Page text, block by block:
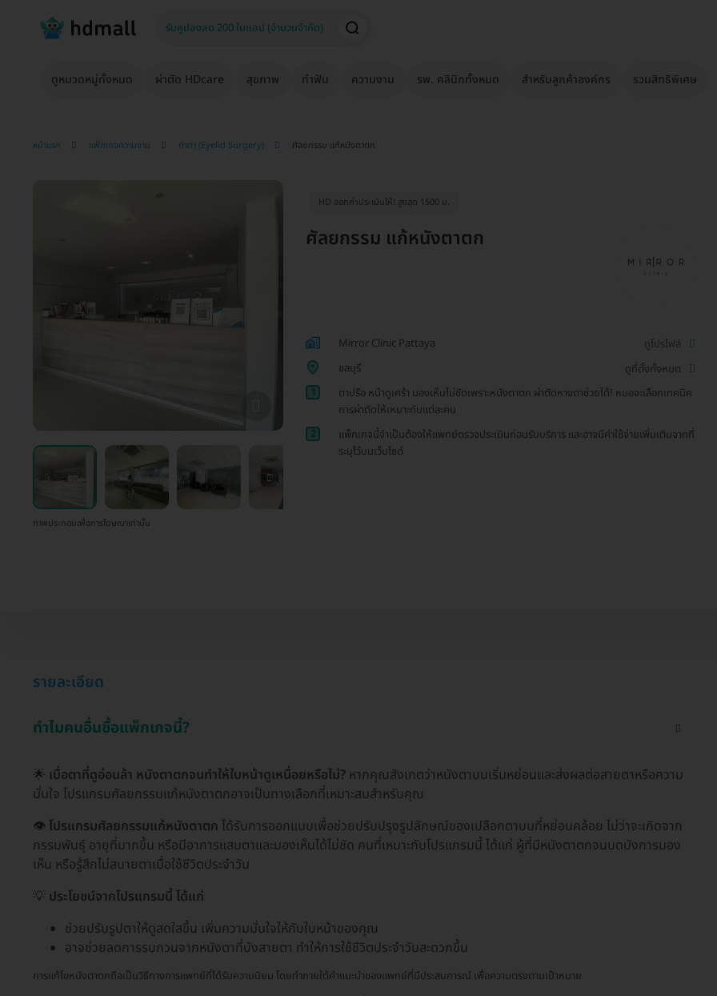
ดูหมวดหมู่ทั้งหมด ผ่าตัด HDcare สุขภาพ ทำฟัน ความงาม รพ. คลินิกทั้งหมด สำหรับลูกค้าองค์กร รวมสิทธิพิเศษ
หน้าแรก แพ็กเกจความงาม ทำตา (Eyelid Surgery) ศัลยกรรม แก้หนังตาตก
ภาพประกอบเพื่อการโฆษณาเท่านั้น
HD ออกค่าประเมินให้! สูงสุด 1500 บ.
ศัลยกรรม แก้หนังตาตก
Mirror Clinic Pattaya
ดูโปรไฟล์
ชลบุรี
ดูที่ตั้งทั้งหมด
1
ตาปรือ หน้าดูเศร้า มองเห็นไม่ชัดเพราะหนังตาตก ผ่าตัดหางตาช่วยได้! หมอจะเลือกเทคนิค
การผ่าตัดให้เหมาะกับแต่ละคน
2
แพ็กเกจนี้จำเป็นต้องให้แพทย์ตรวจประเมินก่อนรับบริการ และอาจมีค่าใช้จ่ายเพิ่มเติมจากที่
ระบุไว้บนเว็บไซต์
รายละเอียด
ทำไมคนอื่นซื้อแพ็กเกจนี้?
🌟 เบื่อตาที่ดูอ่อนล้า หนังตาตกจนทำให้ใบหน้าดูเหนื่อยหรือไม่? หากคุณสังเกตว่าหนังตาบนเริ่มหย่อนและส่งผลต่อสายตาหรือความ
มั่นใจ โปรแกรมศัลยกรรมแก้หนังตาตกอาจเป็นทางเลือกที่เหมาะสมสำหรับคุณ
👁️ โปรแกรมศัลยกรรมแก้หนังตาตก ได้รับการออกแบบเพื่อช่วยปรับปรุงรูปลักษณ์ของเปลือกตาบนที่หย่อนคล้อย ไม่ว่าจะเกิดจาก
กรรมพันธุ์ อายุที่มากขึ้น หรือมีอาการแสบตาและมองเห็นได้ไม่ชัด คนที่เหมาะกับโปรแกรมนี้ ได้แก่ ผู้ที่มีหนังตาตกจนบดบังการมอง
เห็น หรือรู้สึกไม่สบายตาเมื่อใช้ชีวิตประจำวัน
💡 ประโยชน์จากโปรแกรมนี้ ได้แก่
ช่วยปรับรูปตาให้ดูสดใสขึ้น เพิ่มความมั่นใจให้กับใบหน้าของคุณ
อาจช่วยลดการรบกวนจากหนังตาที่บังสายตา ทำให้การใช้ชีวิตประจำวันสะดวกขึ้น
การแก้ไขหนังตาตกถือเป็นวิธีทางการแพทย์ที่ได้รับความนิยม โดยทำภายใต้คำแนะนำของแพทย์ที่มีประสบการณ์ เพื่อความตรงตามเป้าหมาย